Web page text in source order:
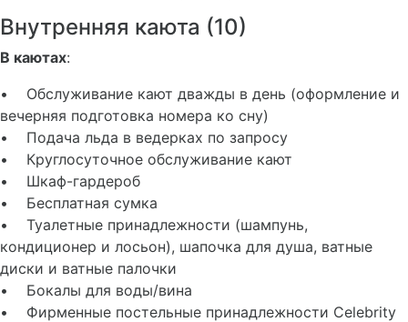
Внутренняя каюта (10)
В каютах:
• Обслуживание кают дважды в день (оформление и
вечерняя подготовка номера ко сну)
• Подача льда в ведерках по запросу
• Круглосуточное обслуживание кают
• Шкаф-гардероб
• Бесплатная сумка
• Туалетные принадлежности (шампунь,
кондиционер и лосьон), шапочка для душа, ватные
диски и ватные палочки
• Бокалы для воды/вина
• Фирменные постельные принадлежности Celebrity